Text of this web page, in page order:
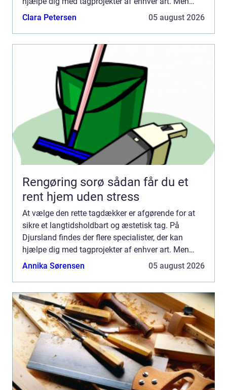
hvad bør du ege...
Clara Petersen 05 august 2026
Rengøring sorø sådan får du et
rent hjem uden stress
At vælge den rette tagdækker er afgørende for at
sikre et langtidsholdbart og æstetisk tag. På
Djursland findes der flere specialister, der kan
hjælpe dig med tagprojekter af enhver art. Men
hvad bør du ege...
Annika Sørensen 05 august 2026